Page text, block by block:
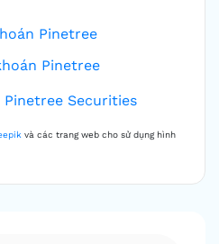
Pinetree
Pinetree
Pinetree Securities
và các trang web cho sử dụng hình